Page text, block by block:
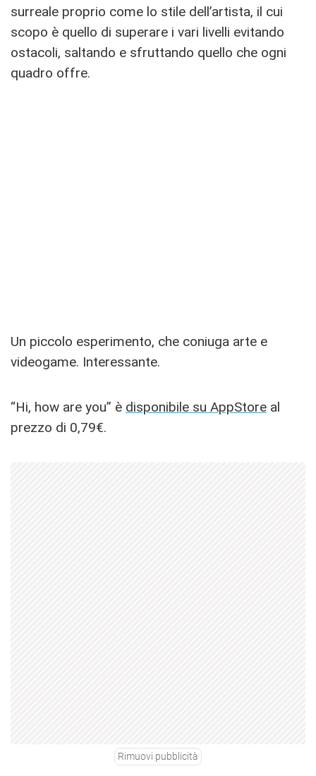
surreale proprio come lo stile dell’artista, il cui
scopo è quello di superare i vari livelli evitando
ostacoli, saltando e sfruttando quello che ogni
quadro offre.
Un piccolo esperimento, che coniuga arte e
videogame. Interessante.
“Hi, how are you” è disponibile su AppStore al
prezzo di 0,79€.
Rimuovi pubblicità